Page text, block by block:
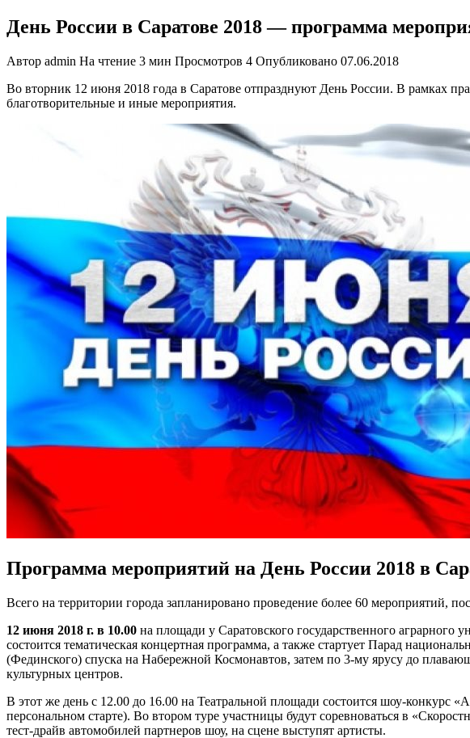
День России в Саратове 2018 — программа
Автор admin На чтение 3 мин Просмотров 4 Опубликовано 07.06.2018
Во вторник 12 июня 2018 года в Саратове отпразднуют День России. В рамках
благотворительные и иные мероприятия.
Программа мероприятий на День России 2018 в
Всего на территории города запланировано проведение более 60 мероприятий,
12 июня 2018 г. в 10.00 на площади у Саратовского государственного
состоится тематическая концертная программа, а также стартует Парад
(Фединского) спуска на Набережной Космонавтов, затем по 3-му ярусу до
культурных центров.
В этот же день с 12.00 до 16.00 на Театральной площади состоится шоу-конкурс
персональном старте). Во втором туре участницы будут соревноваться в
тест-драйв автомобилей партнеров шоу, на сцене выступят артисты.